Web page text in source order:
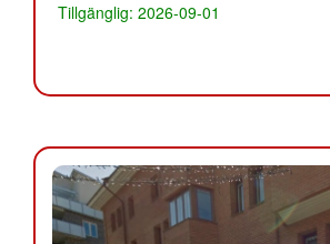
Tillgänglig: 2026-09-01